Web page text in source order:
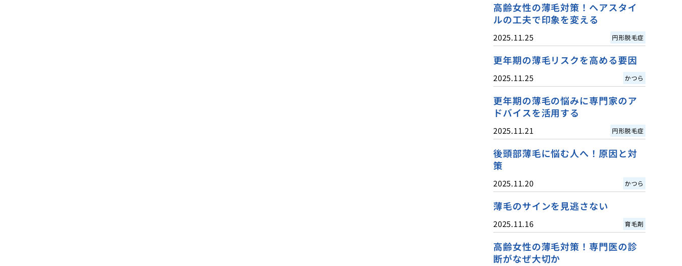
高齢女性の薄毛対策！ヘアスタイ
ルの工夫で印象を変える
2025.11.25 円形脱毛症
更年期の薄毛リスクを高める要因
2025.11.25 かつら
更年期の薄毛の悩みに専門家のア
ドバイスを活用する
2025.11.21 円形脱毛症
後頭部薄毛に悩む人へ！原因と対
策
2025.11.20 かつら
薄毛のサインを見逃さない
2025.11.16 育毛剤
高齢女性の薄毛対策！専門医の診
断がなぜ大切か